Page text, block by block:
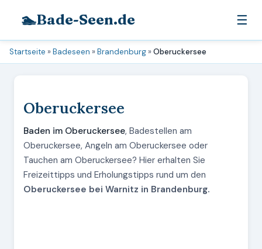
🏊Bade-Seen.de ☰
Startseite »Badeseen »Brandenburg »Oberuckersee
Oberuckersee
Baden im Oberuckersee, Badestellen am
Oberuckersee, Angeln am Oberuckersee oder
Tauchen am Oberuckersee? Hier erhalten Sie
Freizeittipps und Erholungstipps rund um den
Oberuckersee bei Warnitz in Brandenburg.